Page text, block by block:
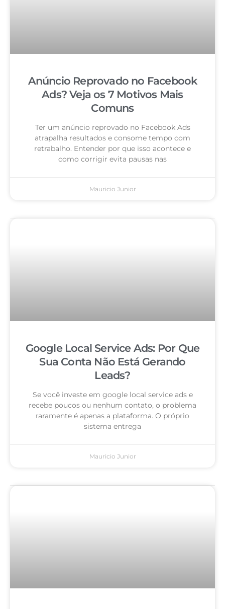
Anúncio Reprovado no Facebook
Ads? Veja os 7 Motivos Mais
Comuns
Ter um anúncio reprovado no Facebook Ads
atrapalha resultados e consome tempo com
retrabalho. Entender por que isso acontece e
como corrigir evita pausas nas
Mauricio Junior
Google Local Service Ads: Por Que
Sua Conta Não Está Gerando
Leads?
Se você investe em google local service ads e
recebe poucos ou nenhum contato, o problema
raramente é apenas a plataforma. O próprio
sistema entrega
Mauricio Junior